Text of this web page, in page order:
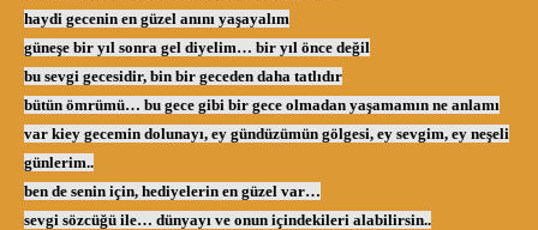
haydi gecenin en güzel anını yaşayalım
güneşe bir yıl sonra gel diyelim… bir yıl önce değil
bu sevgi gecesidir, bin bir geceden daha tatlıdır
bütün ömrümü… bu gece gibi bir gece olmadan yaşamamın ne anlamı
var kiey gecemin dolunayı, ey gündüzümün gölgesi, ey sevgim, ey neşeli
günlerim..
ben de senin için, hediyelerin en güzel var…
sevgi sözcüğü ile… dünyayı ve onun içindekileri alabilirsin..